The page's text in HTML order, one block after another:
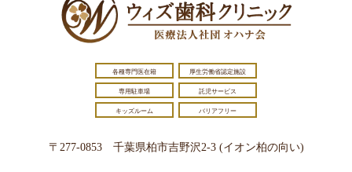
各種専門医在籍 厚生労働省認定施設
専用駐車場 託児サービス
キッズルーム バリアフリー
〒277-0853 千葉県柏市吉野沢2-3 (イオン柏の向い)